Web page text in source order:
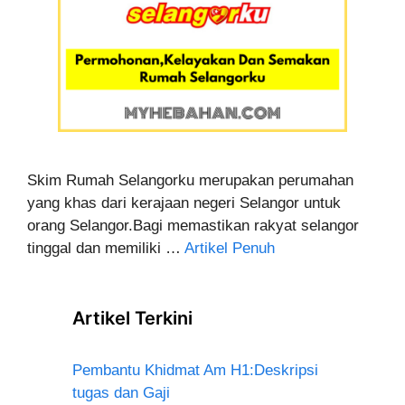
Skim Rumah Selangorku merupakan perumahan
yang khas dari kerajaan negeri Selangor untuk
orang Selangor.Bagi memastikan rakyat selangor
tinggal dan memiliki … Artikel Penuh
Artikel Terkini
Pembantu Khidmat Am H1:Deskripsi
tugas dan Gaji